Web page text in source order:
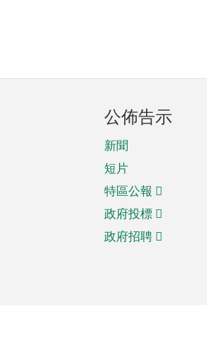
公佈告示
新聞
短片
特區公報
政府投標
政府招聘